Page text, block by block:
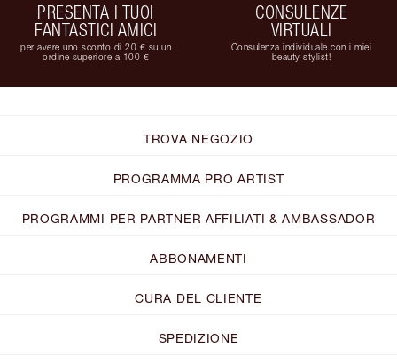
PRESENTA I TUOI
FANTASTICI AMICI
per avere uno sconto di 20 € su un
ordine superiore a 100 €
CONSULENZE
VIRTUALI
Consulenza individuale con i miei
beauty stylist!
TROVA NEGOZIO
PROGRAMMA PRO ARTIST
PROGRAMMI PER PARTNER AFFILIATI & AMBASSADOR
ABBONAMENTI
CURA DEL CLIENTE
SPEDIZIONE